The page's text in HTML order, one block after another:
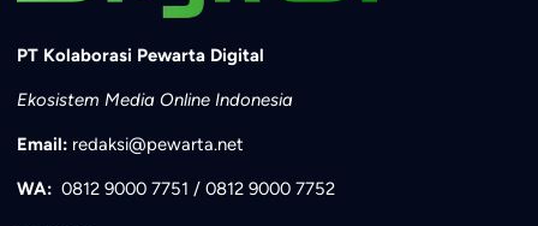
PT Kolaborasi Pewarta Digital
Ekosistem Media Online Indonesia
Email: redaksi@pewarta.net
WA: 0812 9000 7751 / 0812 9000 7752